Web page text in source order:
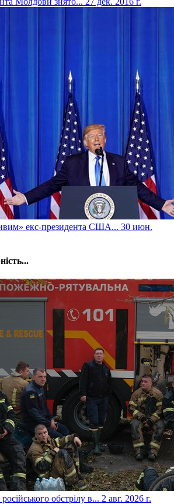
екс-президента США... 30 июн.
обстрілу в... 2 авг. 2026 г.